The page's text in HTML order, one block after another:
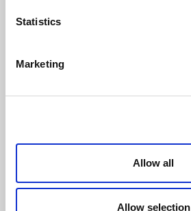
Statistics
Marketing
Allow all
Allow selection